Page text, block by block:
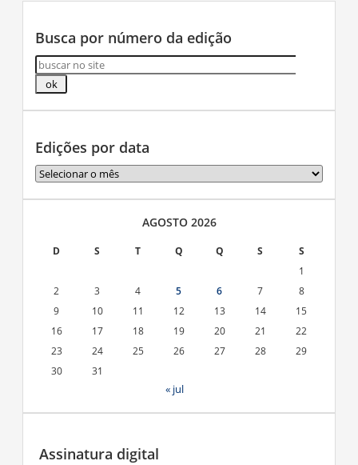
Busca por número da edição
Edições por data
Edições
por
data
AGOSTO 2026
D S T Q Q S
S
1
2
3 4 5 6 7
8
9
10 11 12 13 14
15
16
17 18 19 20 21
22
23
24 25 26 27 28
29
30
31
« jul
Assinatura digital